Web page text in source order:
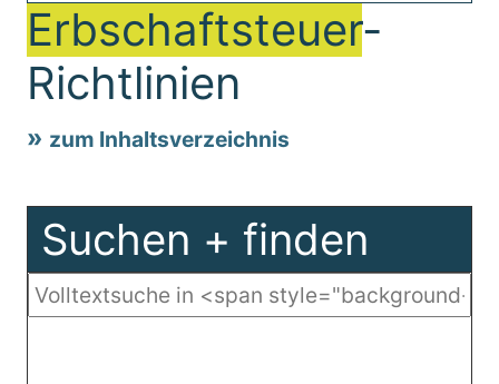
Erbschaftsteuer-
Richtlinien
zum Inhaltsverzeichnis
Suchen + finden